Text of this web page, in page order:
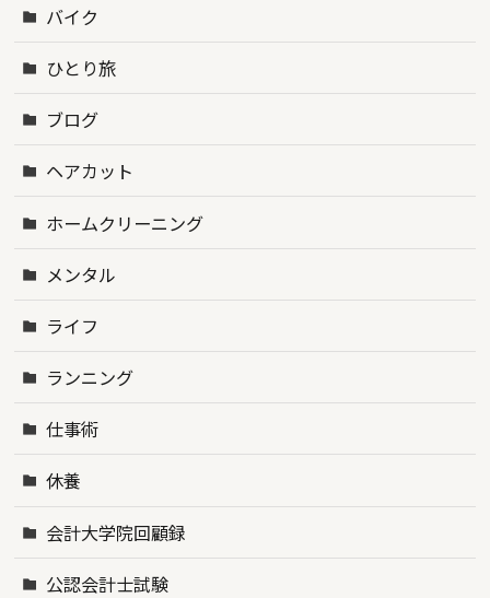
バイク
ひとり旅
ブログ
ヘアカット
ホームクリーニング
メンタル
ライフ
ランニング
仕事術
休養
会計大学院回顧録
公認会計士試験